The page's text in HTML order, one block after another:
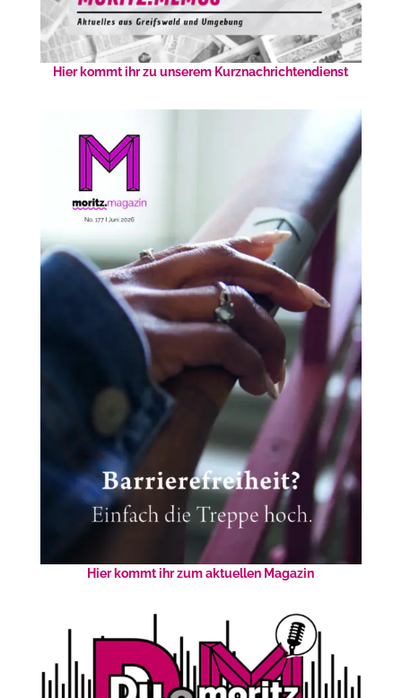
Hier kommt ihr zu unserem Kurznachrichtendienst
Hier kommt ihr zum aktuellen Magazin